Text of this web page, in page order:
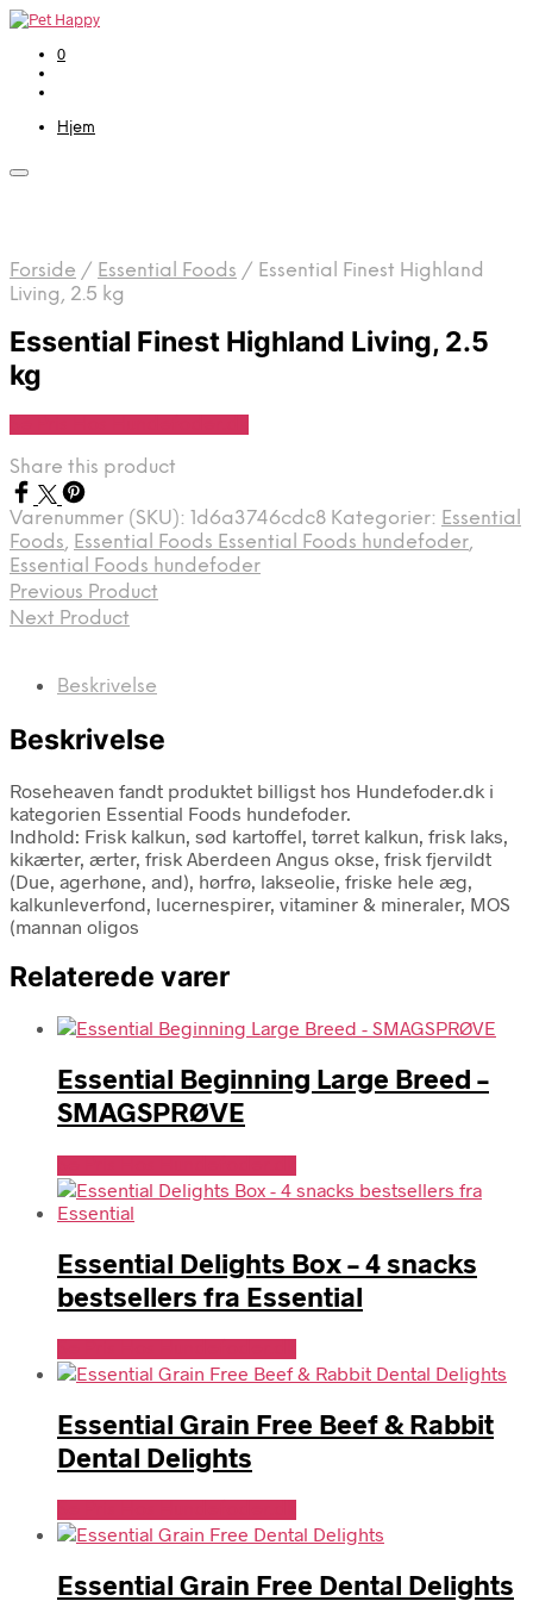
0
Hjem
Forside / Essential Foods / Essential Finest Highland
Living, 2.5 kg
Essential Finest Highland Living, 2.5
kg
Share this product
Varenummer (SKU): 1d6a3746cdc8 Kategorier: Essential
Foods, Essential Foods Essential Foods hundefoder,
Essential Foods hundefoder
Previous Product
Next Product
Beskrivelse
Beskrivelse
Roseheaven fandt produktet billigst hos Hundefoder.dk i
kategorien Essential Foods hundefoder.
Indhold: Frisk kalkun, sød kartoffel, tørret kalkun, frisk laks,
kikærter, ærter, frisk Aberdeen Angus okse, frisk fjervildt
(Due, agerhøne, and), hørfrø, lakseolie, friske hele æg,
kalkunleverfond, lucernespirer, vitaminer & mineraler, MOS
(mannan oligos
Relaterede varer
Essential Beginning Large Breed –
SMAGSPRØVE
Essential Delights Box – 4 snacks
bestsellers fra Essential
Essential Grain Free Beef & Rabbit
Dental Delights
Essential Grain Free Dental Delights